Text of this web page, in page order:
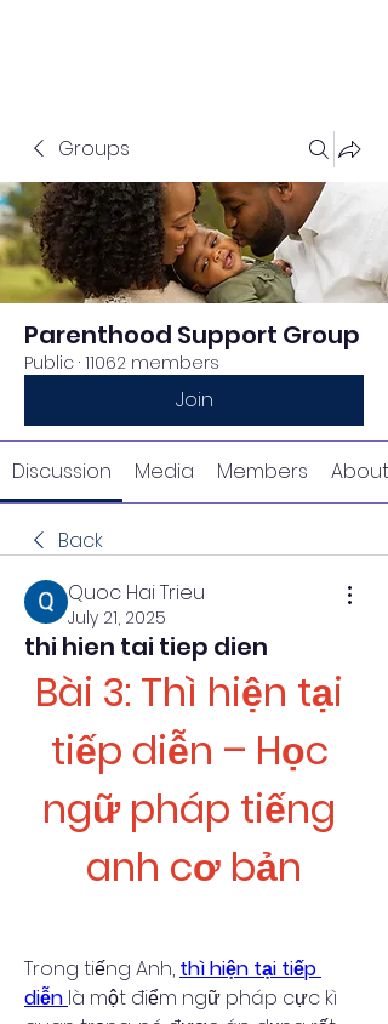
Groups
Parenthood Support Group
Public · 11062 members
Join
Discussion Media Members About
Back
Quoc Hai Trieu
July 21, 2025
thi hien tai tiep dien
Bài 3: Thì hiện tại
tiếp diễn – Học
ngữ pháp tiếng
anh cơ bản
Trong tiếng Anh, thì hiện tại tiếp
diễn là một điểm ngữ pháp cực kì